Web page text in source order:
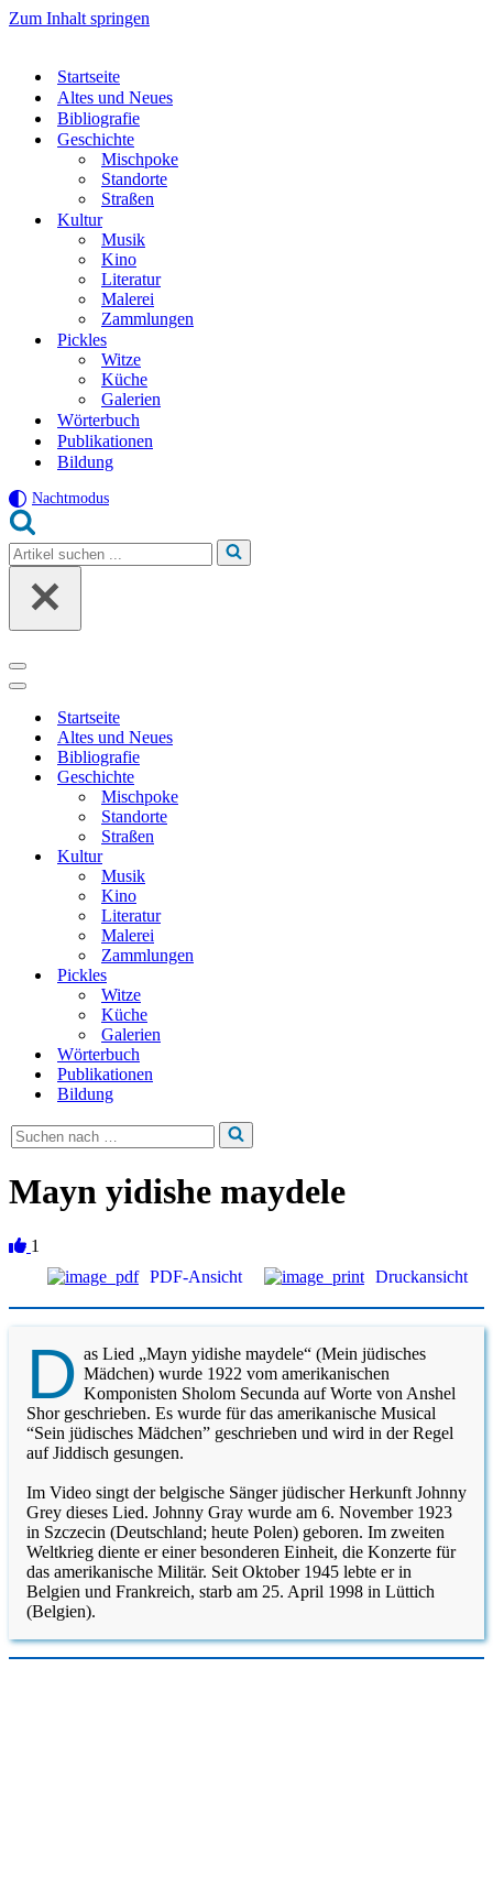
Zum Inhalt springen
Startseite
Altes und Neues
Bibliografie
Geschichte
Mischpoke
Standorte
Straßen
Kultur
Musik
Kino
Literatur
Malerei
Zammlungen
Pickles
Witze
Küche
Galerien
Wörterbuch
Publikationen
Bildung
Nachtmodus
Suchen
nach …
Navigationsmenü
Navigationsmenü
Startseite
Altes und Neues
Bibliografie
Geschichte
Mischpoke
Standorte
Straßen
Kultur
Musik
Kino
Literatur
Malerei
Zammlungen
Pickles
Witze
Küche
Galerien
Wörterbuch
Publikationen
Bildung
Suchen
nach …
Mayn yidishe maydele
1
PDF-Ansicht
Druckansicht
D as Lied „Mayn yidishe maydele“ (Mein jüdisches
Mädchen) wurde 1922 vom amerikanischen
Komponisten Sholom Secunda auf Worte von Anshel
Shor geschrieben. Es wurde für das amerikanische Musical
“Sein jüdisches Mädchen” geschrieben und wird in der Regel
auf Jiddisch gesungen.
Im Video singt der belgische Sänger jüdischer Herkunft Johnny
Grey dieses Lied. Johnny Gray wurde am 6. November 1923
in Szczecin (Deutschland; heute Polen) geboren. Im zweiten
Weltkrieg diente er einer besonderen Einheit, die Konzerte für
das amerikanische Militär. Seit Oktober 1945 lebte er in
Belgien und Frankreich, starb am 25. April 1998 in Lüttich
(Belgien).